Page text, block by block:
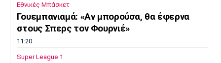
Εθνικές Μπάσκετ
Γουεμπανιαμά: «Αν μπορούσα, θα έφερνα
στους Σπερς τον Φουρνιέ»
11:20
Super League 1